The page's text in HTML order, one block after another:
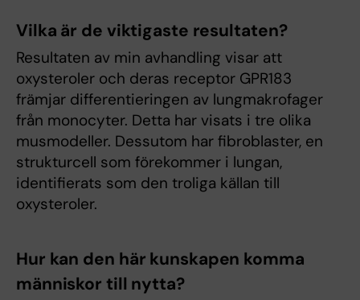
Vilka är de viktigaste resultaten?
Resultaten av min avhandling visar att
oxysteroler och deras receptor GPR183
främjar differentieringen av lungmakrofager
från monocyter. Detta har visats i tre olika
musmodeller. Dessutom har fibroblaster, en
strukturcell som förekommer i lungan,
identifierats som den troliga källan till
oxysteroler.
Hur kan den här kunskapen komma
människor till nytta?